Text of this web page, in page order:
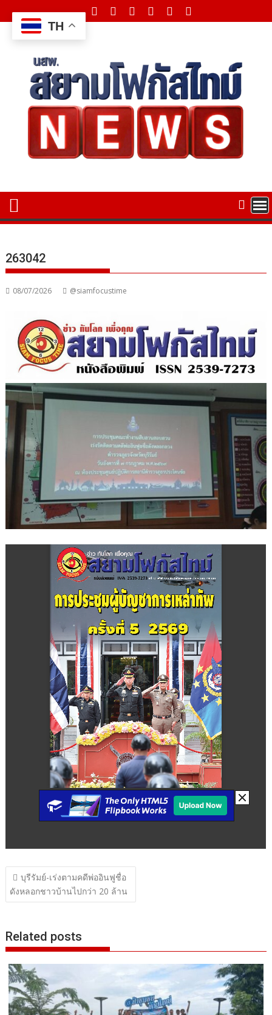
to
content
263042
08/07/2026 @siamfocustime
แนะแนว
เรื่อง
บุรีรัมย์-เร่งตามคดีพ่ออินฟูชื่อ
ดังหลอกชาวบ้านไปกว่า 20 ล้าน
Related posts
TH